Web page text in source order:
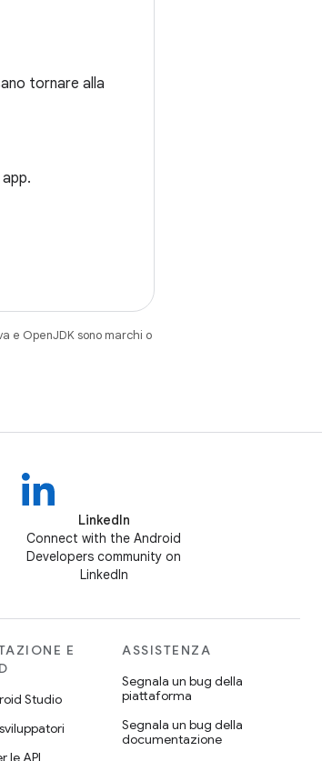
tornare alla
e OpenJDK sono marchi o
LinkedIn
Connect with the Android
Developers community on
LinkedIn
E
Studio
le API
ASSISTENZA
Segnala un bug della
piattaforma
Segnala un bug della
documentazione